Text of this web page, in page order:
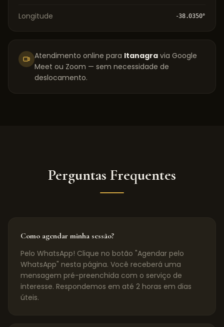
Longitude -38.0350°
Atendimento online para Itanagra via Google
Meet ou Zoom — sem necessidade de
deslocamento.
Perguntas Frequentes
Como agendar minha sessão?
Pelo WhatsApp! Clique no botão "Agendar pelo
WhatsApp" nesta página. Você receberá uma
mensagem pré-preenchida com o serviço de
interesse. Respondemos em até 2 horas em dias
úteis.